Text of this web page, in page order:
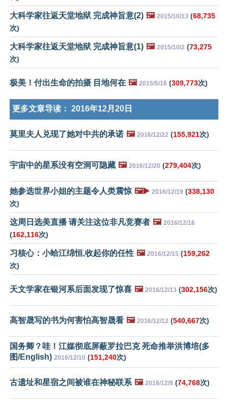
大科学家往返天堂地狱 完成神旨意(2) 🖼️ 2015/10/13 (68,735
次)
大科学家往返天堂地狱 完成神旨意(1) 🖼️ 2015/10/2 (73,275
次)
极美！付出生命的拍摄 目地何在 🖼️ 2015/5/16 (309,773次)
更多文章导读： 2016年12月20日
莫里夫人兑现了她对中共的承诺 🖼️ 2016/12/22 (155,921次)
宇宙中的星系没有空洞可隐藏 🖼️ 2016/12/20 (279,404次)
她参选世界小姐的主题令人类震惊 🖼️▶️ 2016/12/19 (338,130
次)
这周日选美直播 请关注这位非凡竞赛者 🖼️ 2016/12/16
(162,116次)
习核心：小蛤江绵恒,收起你的任性 🖼️ 2016/12/15 (159,262
次)
天文学家在银河系后面发现了惊喜 🖼️ 2016/12/13 (302,156次)
高智晟写的书为何害怕高智晟看 🖼️ 2016/12/12 (540,667次)
国务卿？哇！江媒彻底屏蔽罗拉巴克 死命推举洪博培(多
图/English) 2016/12/10 (151,240次)
古遗址和星宿之间被谁在神秘联系 🖼️ 2016/12/9 (74,768次)